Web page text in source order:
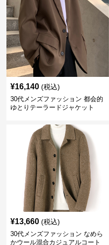
¥16,140 (税込)
30代メンズファッション 都会的
ゆとりテーラードジャケット
¥13,660 (税込)
30代メンズファッション なめら
かウール混合カジュアルコート